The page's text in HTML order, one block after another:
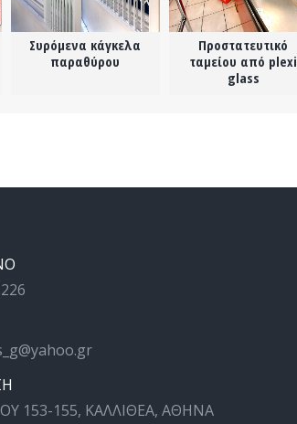
Συρόμενα κάγκελα
παραθύρου
Προστατευτικό
ταμείου από plexi
glass
153-155, ΚΑΛΛΙΘΕΑ, ΑΘΗΝΑ